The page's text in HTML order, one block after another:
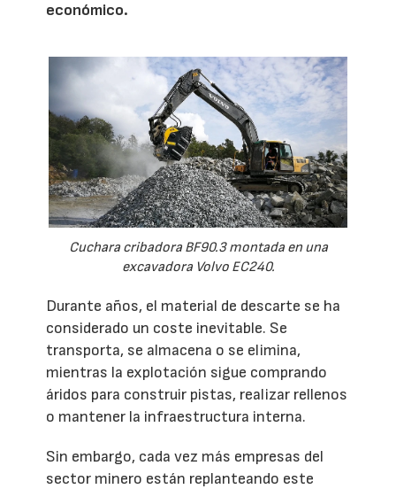
económico.
Cuchara cribadora BF90.3 montada en una
excavadora Volvo EC240.
Durante años, el material de descarte se ha
considerado un coste inevitable. Se
transporta, se almacena o se elimina,
mientras la explotación sigue comprando
áridos para construir pistas, realizar rellenos
o mantener la infraestructura interna.
Sin embargo, cada vez más empresas del
sector minero están replanteando este